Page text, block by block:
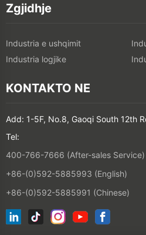
Zgjidhje
Industria e ushqimit
Industria logjike
KONTAKTO NE
Add: 1-5F, No.8, Gaoqi South 12th
Tel:
400-766-7666 (After-sales Service)
+86-(0)592-5885993 (English)
+86-(0)592-5885991 (Chinese)